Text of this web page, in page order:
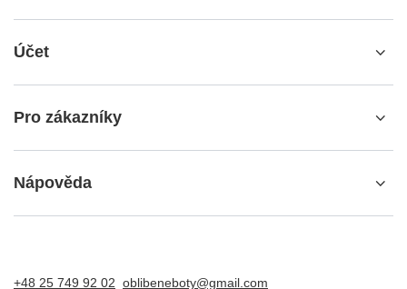
Účet
Pro zákazníky
Nápověda
+48 25 749 92 02 oblibeneboty@gmail.com